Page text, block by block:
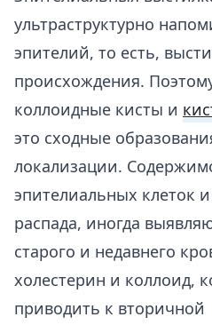
ультраструктурно
эпителий, то есть,
происхождения.
коллоидные кисты и
это сходные
локализации.
эпителиальных клеток
распада, иногда
старого и недавнего
холестерин и коллоид,
приводить к вторичной